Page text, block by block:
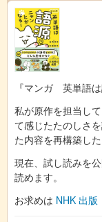
『マンガ 英単語
私が原作を担当し
て感じたたのしさ
た内容を再構築した
現在、試し読みを
読めます。
お求めは NHK 出版